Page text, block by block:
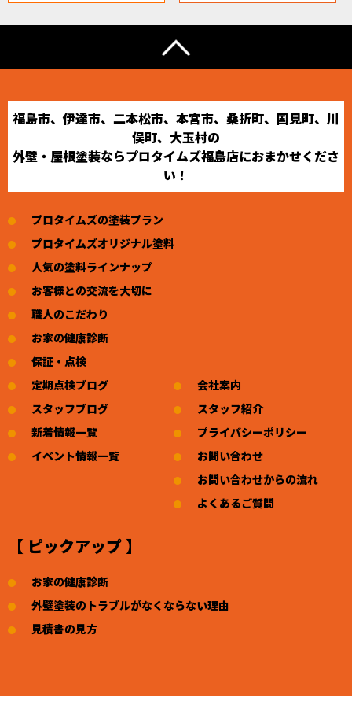
福島市、伊達市、二本松市、本宮市、桑折町、国見町、川
俣町、大玉村の
外壁・屋根塗装ならプロタイムズ福島店におまかせくださ
い！
プロタイムズの塗装プラン
プロタイムズオリジナル塗料
人気の塗料ラインナップ
お客様との交流を大切に
職人のこだわり
お家の健康診断
保証・点検
定期点検ブログ
スタッフブログ
新着情報一覧
イベント情報一覧
会社案内
スタッフ紹介
プライバシーポリシー
お問い合わせ
お問い合わせからの流れ
よくあるご質問
【 ピックアップ 】
お家の健康診断
外壁塗装のトラブルがなくならない理由
見積書の見方